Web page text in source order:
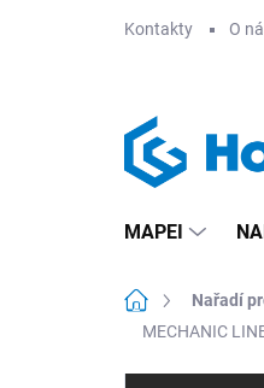
Kontakty O
MAPEI
Domů Nařadí
MECHANIC